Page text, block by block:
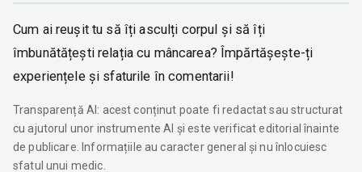
Cum ai reușit tu să îți asculți corpul și să îți
îmbunătățești relația cu mâncarea? Împărtășește-ți
experiențele și sfaturile în comentarii!
Transparență AI: acest conținut poate fi redactat sau structurat
cu ajutorul unor instrumente AI și este verificat editorial înainte
de publicare. Informațiile au caracter general și nu înlocuiesc
sfatul unui medic.